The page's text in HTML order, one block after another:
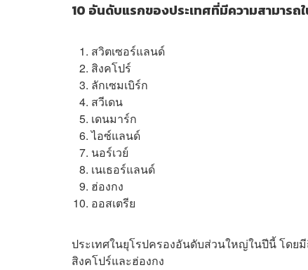
10 อันดับแรกของประเทศที่มีความสามาร
สวิตเซอร์แลนด์
สิงคโปร์
ลักเซมเบิร์ก
สวีเดน
เดนมาร์ก
ไอซ์แลนด์
นอร์เวย์
เนเธอร์แลนด์
ฮ่องกง
ออสเตรีย
ประเทศในยุโรปครองอันดับส่วนใหญ่ในปีนี้ โดย
สิงคโปร์และฮ่องกง